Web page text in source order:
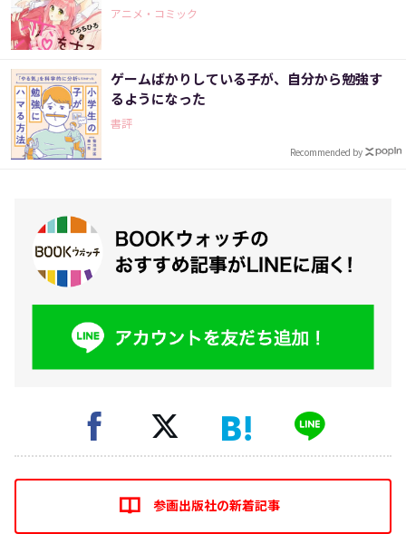
アニメ・コミック
ゲームばかりしている子が、自分から勉強す
るようになった
書評
Recommended by
参画出版社の新着記事